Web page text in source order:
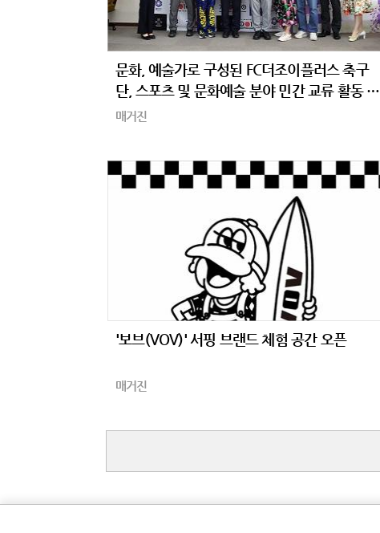
문화, 예술가로 구성된 FC더조이플러스 축구
단, 스포츠 및 문화예술 분야 민간 교류 활동 펼
쳐
매거진
'보브(VOV)' 서핑 브랜드 체험 공간 오픈
매거진